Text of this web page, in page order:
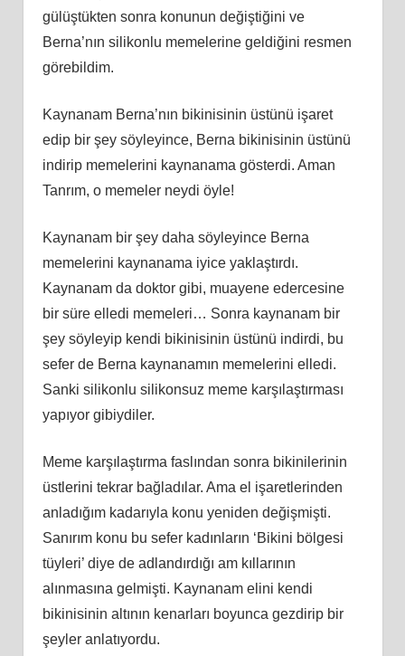
gülüştükten sonra konunun değiştiğini ve
Berna’nın silikonlu memelerine geldiğini resmen
görebildim.
Kaynanam Berna’nın bikinisinin üstünü işaret
edip bir şey söyleyince, Berna bikinisinin üstünü
indirip memelerini kaynanama gösterdi. Aman
Tanrım, o memeler neydi öyle!
Kaynanam bir şey daha söyleyince Berna
memelerini kaynanama iyice yaklaştırdı.
Kaynanam da doktor gibi, muayene edercesine
bir süre elledi memeleri… Sonra kaynanam bir
şey söyleyip kendi bikinisinin üstünü indirdi, bu
sefer de Berna kaynanamın memelerini elledi.
Sanki silikonlu silikonsuz meme karşılaştırması
yapıyor gibiydiler.
Meme karşılaştırma faslından sonra bikinilerinin
üstlerini tekrar bağladılar. Ama el işaretlerinden
anladığım kadarıyla konu yeniden değişmişti.
Sanırım konu bu sefer kadınların ‘Bikini bölgesi
tüyleri’ diye de adlandırdığı am kıllarının
alınmasına gelmişti. Kaynanam elini kendi
bikinisinin altının kenarları boyunca gezdirip bir
şeyler anlatıyordu.